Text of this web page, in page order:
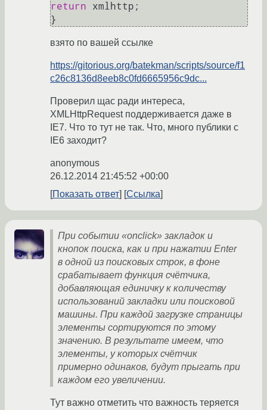
return xmlhttp;
взято по вашей ссылке
https://gitorious.org/batekman/scripts/source/f1
c26c8136d8eeb8c0fd6665956c9dc...
Проверил щас ради интереса,
XMLHttpRequest поддерживается даже в
IE7. Что то тут не так. Что, много публики с
IE6 заходит?
anonymous
26.12.2014 21:45:52 +00:00
Показать ответ
Ссылка
При событии «onclick» закладок и
кнопок поиска, как и при нажатии Enter
в одной из поисковых строк, в фоне
срабатывает функция счётчика,
добавляющая единичку к количеству
использований закладки или поисковой
машины. При каждой загрузке страницы
элементы сортируются по этому
значению. В результате имеем, что
элементы, у которых счётчик
примерно одинаков, будут прыгать при
каждом его увеличении.
Тут важно отметить что важность теряется